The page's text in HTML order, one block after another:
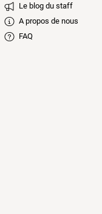
Le blog du staff
A propos de nous
FAQ